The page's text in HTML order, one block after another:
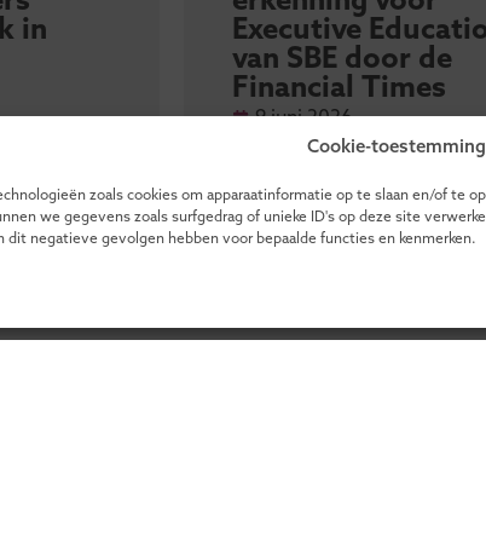
Cookie-
zoals cookies om apparaatinformatie op te slaan en/of te
we gegevens zoals surfgedrag of unieke ID's op deze site
negatieve gevolgen hebben voor bepaalde functies en kenmerken.
in
Executive
van SBE door de
Financial Times
9 juni 2026